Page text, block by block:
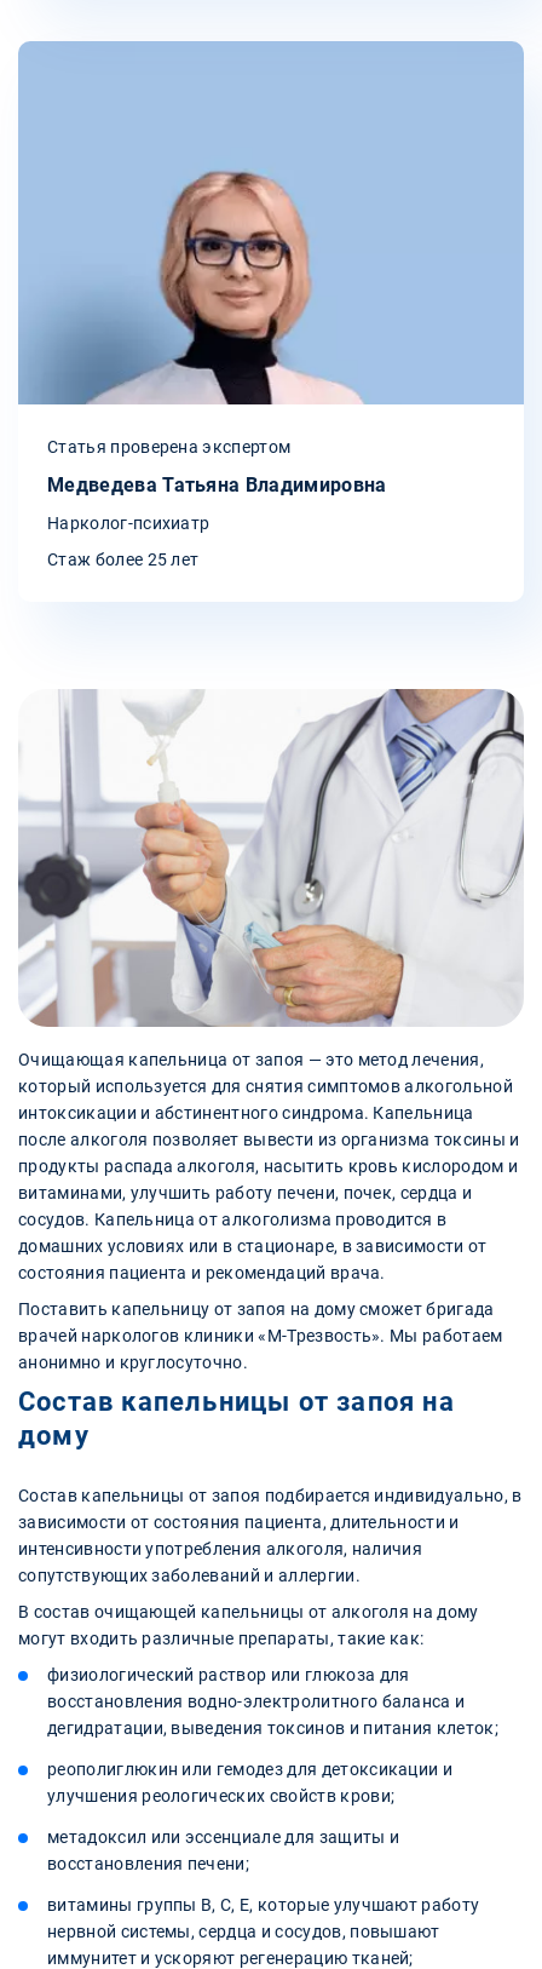
Статья проверена экспертом
Медведева Татьяна Владимировна
Нарколог-психиатр
Стаж более 25 лет
Очищающая капельница от запоя — это метод лечения,
который используется для снятия симптомов алкогольной
интоксикации и абстинентного синдрома. Капельница
после алкоголя позволяет вывести из организма токсины и
продукты распада алкоголя, насытить кровь кислородом и
витаминами, улучшить работу печени, почек, сердца и
сосудов. Капельница от алкоголизма проводится в
домашних условиях или в стационаре, в зависимости от
состояния пациента и рекомендаций врача.
Поставить капельницу от запоя на дому сможет бригада
врачей наркологов клиники «М-Трезвость». Мы работаем
анонимно и круглосуточно.
Состав капельницы от запоя на
дому
Состав капельницы от запоя подбирается индивидуально, в
зависимости от состояния пациента, длительности и
интенсивности употребления алкоголя, наличия
сопутствующих заболеваний и аллергии.
В состав очищающей капельницы от алкоголя на дому
могут входить различные препараты, такие как:
физиологический раствор или глюкоза для
восстановления водно-электролитного баланса и
дегидратации, выведения токсинов и питания клеток;
реополиглюкин или гемодез для детоксикации и
улучшения реологических свойств крови;
метадоксил или эссенциале для защиты и
восстановления печени;
витамины группы B, C, E, которые улучшают работу
нервной системы, сердца и сосудов, повышают
иммунитет и ускоряют регенерацию тканей;